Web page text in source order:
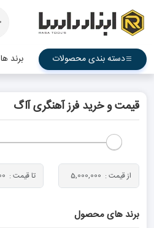
دسته بندی محصولات برند ها
قیمت و خرید فرز آهنگری آاگ
برند های محصول